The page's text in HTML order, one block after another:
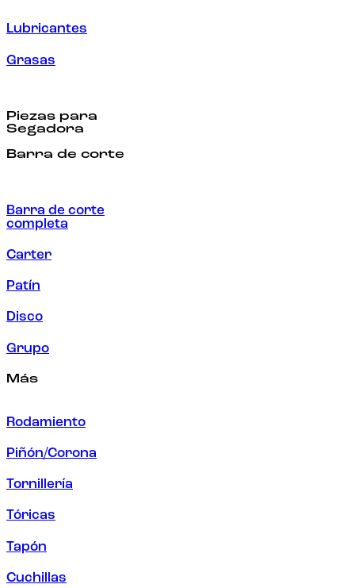
Lubricantes
Grasas
Piezas para
Segadora
Barra de corte
Barra de corte
completa
Carter
Patín
Disco
Grupo
Más
Rodamiento
Piñón/Corona
Tornillería
Tóricas
Tapón
Cuchillas